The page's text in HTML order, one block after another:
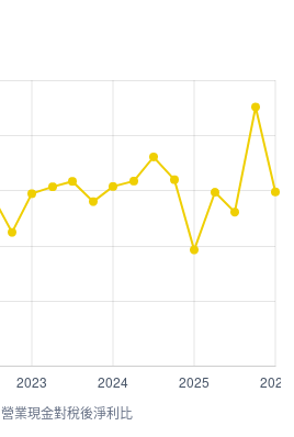
營業現金對稅後淨利比